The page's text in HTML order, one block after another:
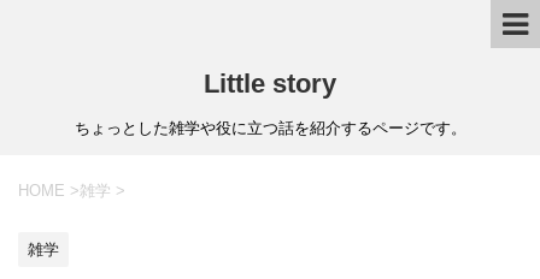
Little story
ちょっとした雑学や役に立つ話を紹介するページです。
HOME >雑学 >
雑学